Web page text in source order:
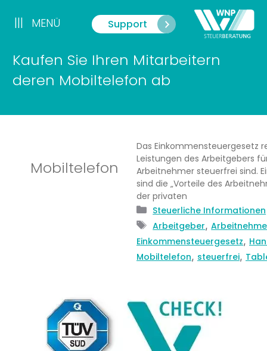
Inhalt
springen
Support
||| MENÜ
Kaufen Sie Ihren Mitarbeitern
deren Mobiltelefon ab
Mobiltelefon
Das Einkommensteuergesetz
Leistungen des Arbeitgebers
Arbeitnehmer steuerfrei sind.
sind die „Vorteile des
der privaten
Kategorien
Steuerliche Informationen
Schlagwörter
Arbeitgeber,
Einkommensteuergesetz,
Mobiltelefon, steuerfrei,